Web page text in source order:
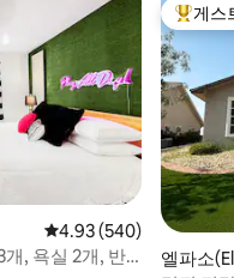
평점 4.93점(5점 만점),
4.93 (540)
, 욕실 2개, 반
상위 게
게스
엘파소